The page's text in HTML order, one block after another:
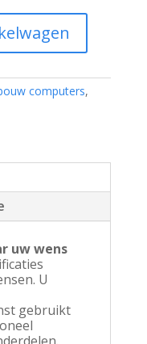
computers,
uw wens
U
gebruikt